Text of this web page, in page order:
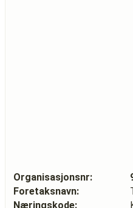
Organisasjonsnr:
Foretaksnavn:
Næringskode: